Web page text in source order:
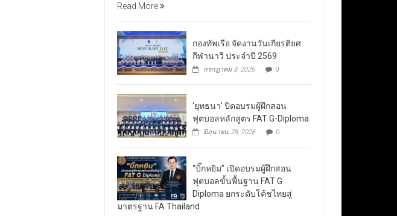
Read More
กองทัพเรือ จัดงานวันเกียรติยศ
กีฬานาวี ประจำปี 2569
กรกฎาคม 3, 2026 0
‘ยุทธนา’ ปิดอบรมผู้ฝึกสอน
ฟุตบอลหลักสูตร FAT G-Diploma
มิถุนายน 28, 2026 0
“บิ๊กหยิม” เปิดอบรมผู้ฝึกสอน
ฟุตบอลขั้นพื้นฐาน FAT G
Diploma ยกระดับโค้ชไทยสู่
มาตรฐาน FA Thailand